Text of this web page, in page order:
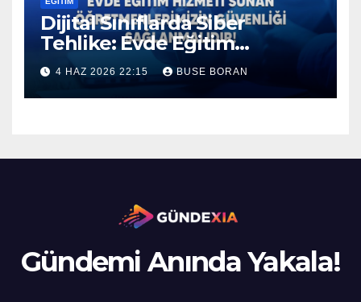
Dijital Sınıflarda Siber
Tehlike: Evde Eğitim
Uygulamalarında Büyük
Güvenlik Açığı!
4 HAZ 2026 22:15 BUSE BORAN
Gündemi Anında Yakala!